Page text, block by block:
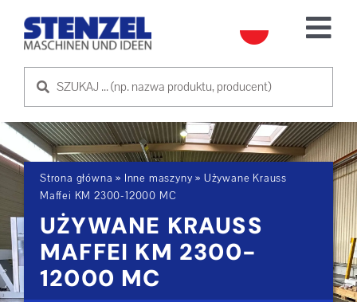
UŻYWANE MASZYNY
SPRZEDAM MASZYNĘ
USŁUGA
O NAS
SKONTAKTUJ SIĘ Z NAMI
Strona główna » Inne maszyny » Używane Krauss
Maffei KM 2300-12000 MC
UŻYWANE KRAUSS
MAFFEI KM 2300-
12000 MC